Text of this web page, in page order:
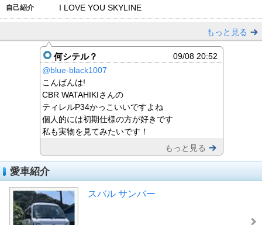
自己紹介 I LOVE YOU SKYLINE
もっと見る
何シテル？
09/08 20:52
@blue-black1007
こんばんは!
CBR WATAHIKIさんの
ティレルP34かっこいいですよね
個人的には初期仕様の方が好きです
私も実物を見てみたいです！
もっと見る
愛車紹介
スバル サンバー